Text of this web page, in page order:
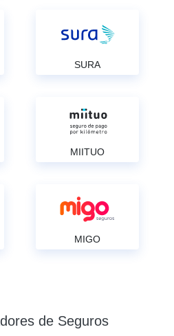
SURA
MIITUO
MIGO
de Seguros